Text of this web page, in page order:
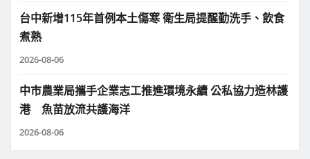
台中新增115年首例本土傷寒 衛生局提醒勤洗手、飲食
煮熟
2026-08-06
中市農業局攜手企業志工推進環境永續 公私協力造林護
港 魚苗放流共護海洋
2026-08-06